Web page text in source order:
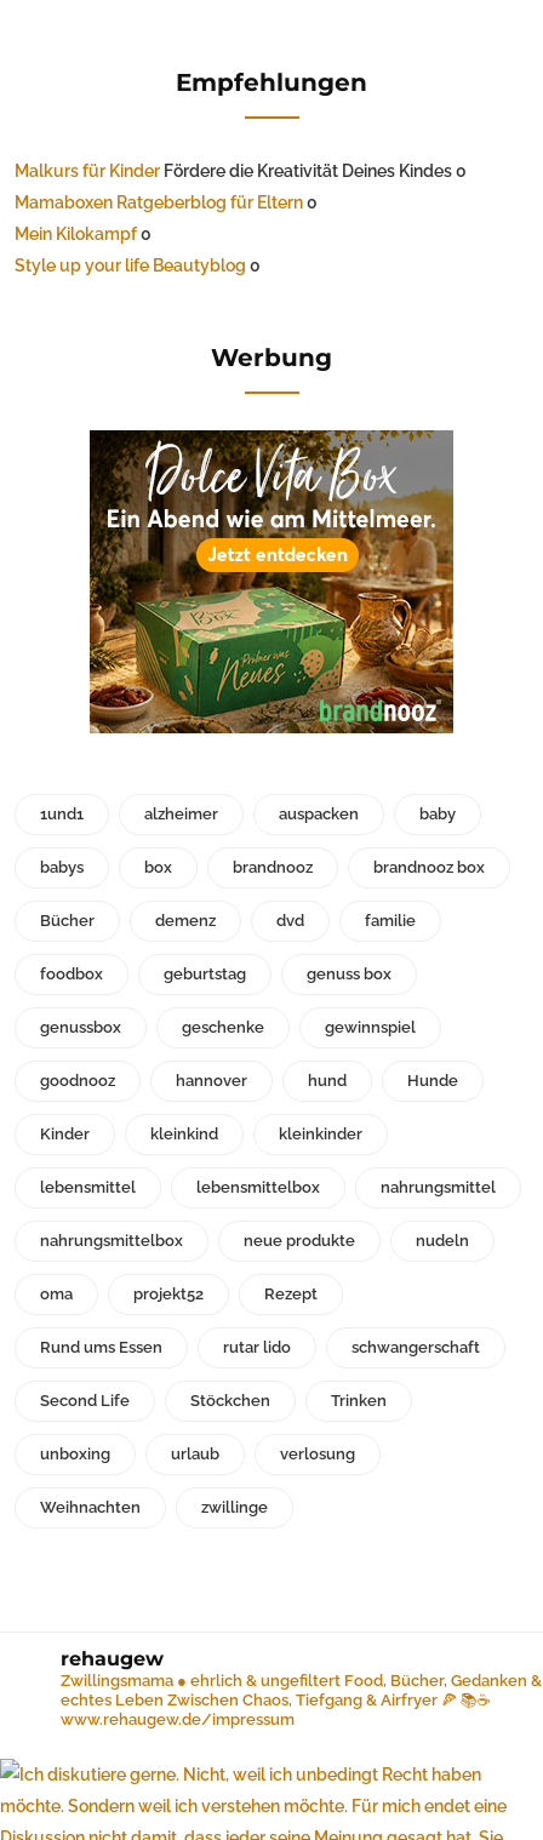
Empfehlungen
Malkurs für Kinder Fördere die Kreativität Deines Kindes 0
Mamaboxen Ratgeberblog für Eltern0
Mein Kilokampf0
Style up your life Beautyblog 0
Werbung
1und1 alzheimer auspacken baby
babys box brandnooz brandnooz box
Bücher demenz dvd familie
foodbox geburtstag genuss box
genussbox geschenke gewinnspiel
goodnooz hannover hund Hunde
Kinder kleinkind kleinkinder
lebensmittel lebensmittelbox nahrungsmittel
nahrungsmittelbox neue produkte nudeln
oma projekt52 Rezept
Rund ums Essen rutar lido schwangerschaft
Second Life Stöckchen Trinken
unboxing urlaub verlosung
Weihnachten zwillinge
rehaugew
Zwillingsmama ● ehrlich & ungefiltert Food, Bücher, Gedanken &
echtes Leben Zwischen Chaos, Tiefgang & Airfryer 🍕 📚☕️
www.rehaugew.de/impressum